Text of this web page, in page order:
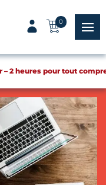
0
menu
– 2 heures pour tout